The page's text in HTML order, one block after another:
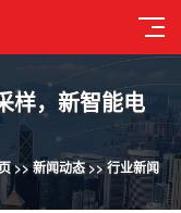
样，新智能电
>>新闻动态>>行业新闻